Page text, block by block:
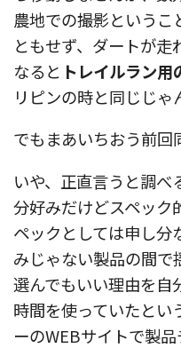
農地での撮影というこ
ともせず、ダートが
なると トレイルラン用
リピンの時と同じじゃ
でもまあいちおう前回
いや、正直言うと調べ
分好みだけどスペック
ペックとしては申し分
みじゃない製品の間で
選んでもいい理由を自
時間を使っていたとい
ーのWEBサイトで製